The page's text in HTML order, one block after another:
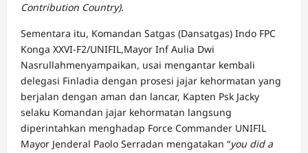
Contribution Country).
Sementara itu, Komandan Satgas (Dansatgas) Indo FPC
Konga XXVI-F2/UNIFIL,Mayor Inf Aulia Dwi
Nasrullahmenyampaikan, usai mengantar kembali
delegasi Finladia dengan prosesi jajar kehormatan yang
berjalan dengan aman dan lancar, Kapten Psk Jacky
selaku Komandan jajar kehormatan langsung
diperintahkan menghadap Force Commander UNIFIL
Mayor Jenderal Paolo Serradan mengatakan “you did a